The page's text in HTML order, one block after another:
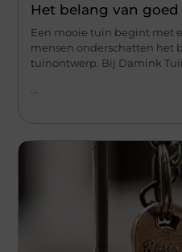
Het belang van
Een mooie tuin begint met
mensen onderschatten het
tuinontwerp. Bij Damink